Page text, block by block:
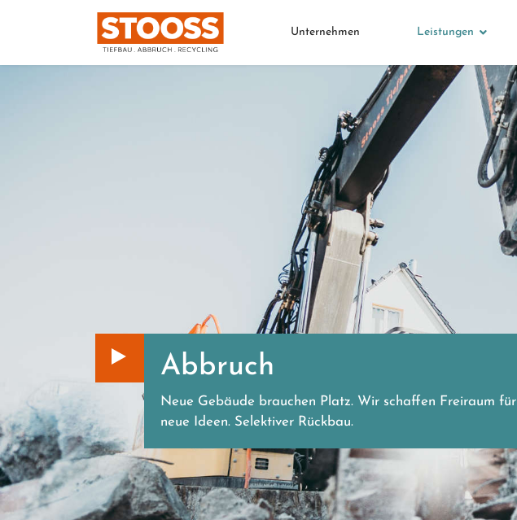
Unternehmen Leistungen
Abbruch
Neue Gebäude brauchen Platz. Wir schaffen Freiraum für
neue Ideen. Selektiver Rückbau.